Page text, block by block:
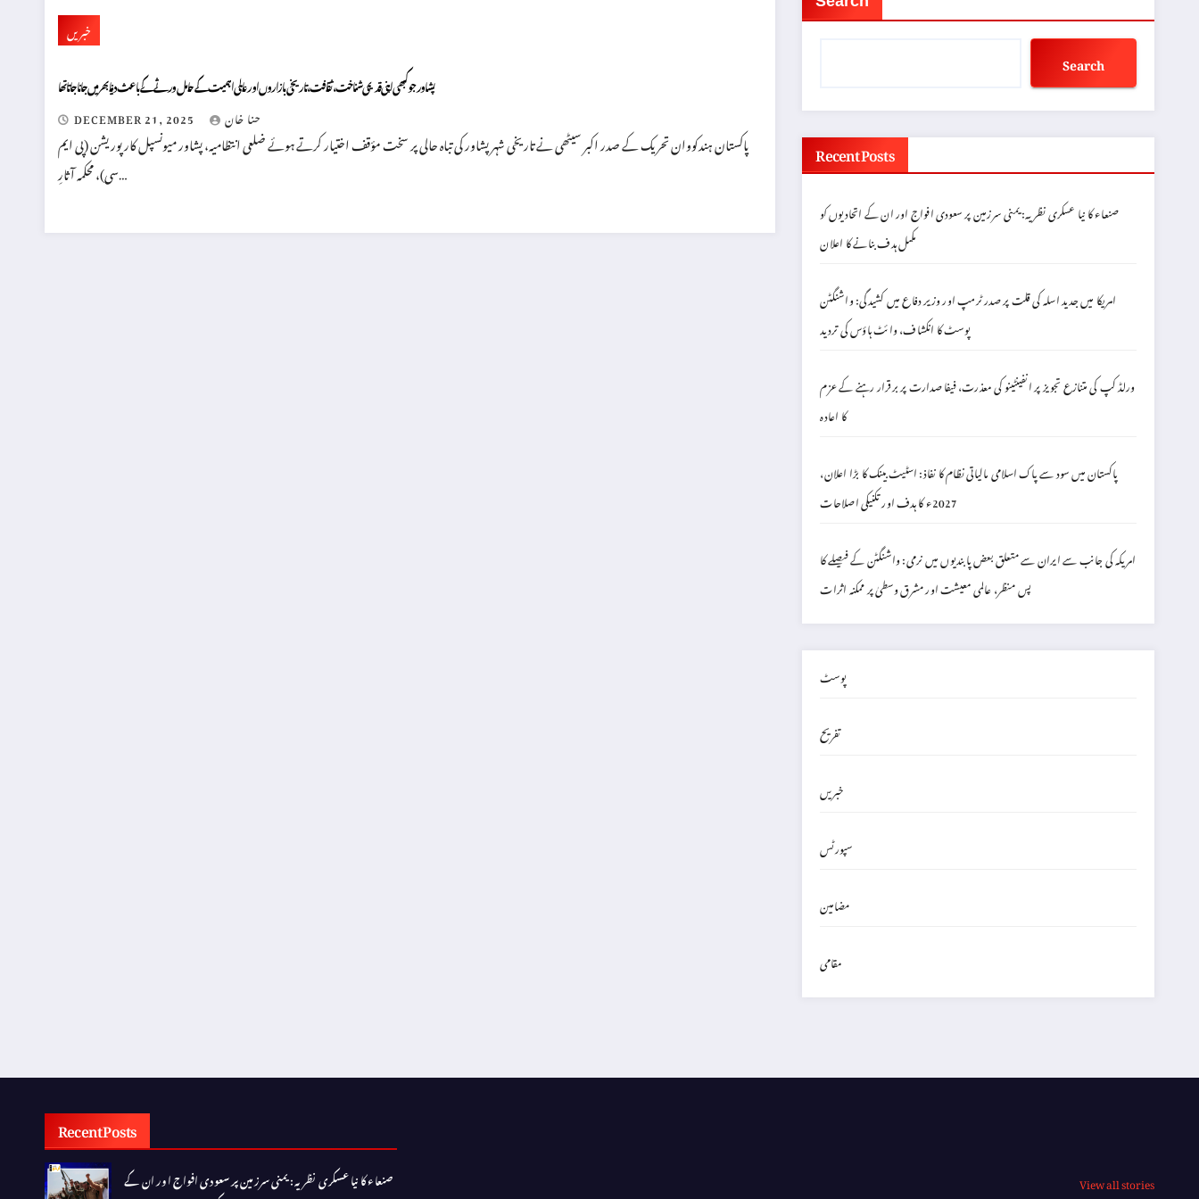
خبریں
پشاور جو کبھی اپنی قدیمی شناخت، ثقافت، تاریخی بازاروں اور عالمی اہمیت کے حامل ورثے کے باعث دنیا بھر میں جانا جاتا تھا
DECEMBER 21, 2025
حنا خان
پاکستان ہندکووان تحریک کے صدر اکبر سیٹھی نے تاریخی شہر پشاور کی تباہ حالی پر سخت مؤقف اختیار کرتے ہوئے ضلعی انتظامیہ، پشاور میونسپل کارپوریشن (پی ایم
سی)، محکمہ آثارِ…
Search
Recent Posts
صنعاء کا نیا عسکری نظریہ: یمنی سرزمین پر سعودی افواج اور ان کے اتحادیوں کو
مکمل ہدف بنانے کا اعلان
امریکا میں جدید اسلہ کی قلت پر صدر ٹرمپ اور وزیر دفاع میں کشیدگی: واشنگٹن
پوسٹ کا انکشاف، وائٹ ہاؤس کی تردید
ورلڈ کپ کی متنازع تجویز پر انفینٹینو کی معذرت، فیفا صدارت پر برقرار رہنے کے عزم
کا اعادہ
پاکستان میں سود سے پاک اسلامی مالیاتی نظام کا نفاذ: اسٹیٹ بینک کا بڑا اعلان،
2027ء کا ہدف اور تکنیکی اصلاحات
امریکہ کی جانب سے ایران سے متعلق بعض پابندیوں میں نرمی: واشنگٹن کے فیصلے کا
پس منظر، عالمی معیشت اور مشرق وسطیٰ پر ممکنہ اثرات
پوسٹ
تفریح
خبریں
سپورٹس
مضامین
مقامی
Recent Posts
صنعاء کا نیا عسکری نظریہ: یمنی سرزمین پر سعودی افواج اور ان کے
View all stories